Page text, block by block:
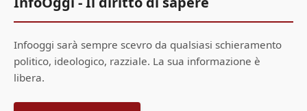
Infooggi sarà sempre scevro da qualsiasi schieramento
politico, ideologico, razziale. La sua informazione è
libera.